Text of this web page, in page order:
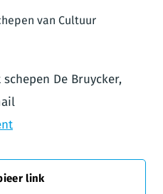
van Cultuur
De Bruycker,
link